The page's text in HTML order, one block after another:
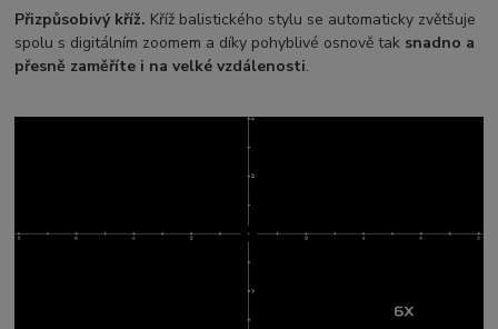
Přizpůsobivý kříž. Kříž balistického stylu se automaticky zvětšuje
spolu s digitálním zoomem a díky pohyblivé osnově tak snadno a
přesně zaměříte i na velké vzdálenosti.